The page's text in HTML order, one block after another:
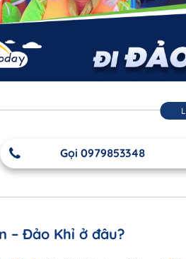
Gọi 0979853348
– Đảo Khỉ ở đâu?